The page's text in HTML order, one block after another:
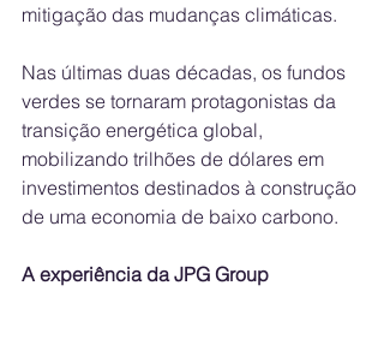
mitigação das mudanças climáticas.
Nas últimas duas décadas, os fundos
verdes se tornaram protagonistas da
transição energética global,
mobilizando trilhões de dólares em
investimentos destinados à construção
de uma economia de baixo carbono.
A experiência da JPG Group